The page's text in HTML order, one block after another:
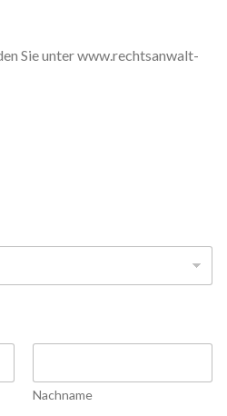
Sie unter www.rechtsanwalt-
Nachname